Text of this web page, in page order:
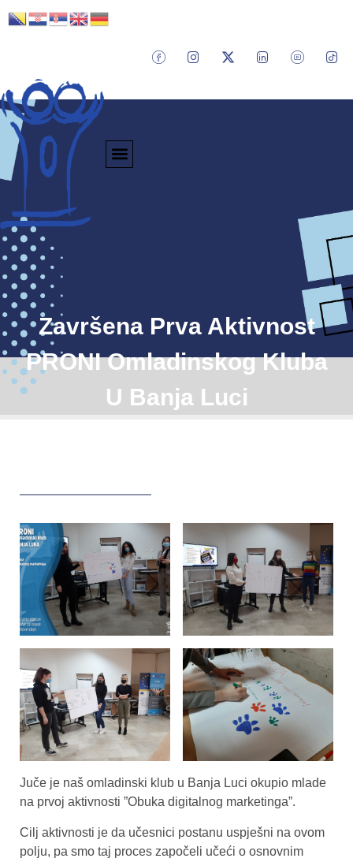
Završena Prva Aktivnost
PRONI Omladinskog Kluba
U Banja Luci
Juče je naš omladinski klub u Banja Luci okupio mlade
na prvoj aktivnosti ”Obuka digitalnog marketinga”.
Cilj aktivnosti je da učesnici postanu uspješni na ovom
polju, pa smo taj proces započeli učeći o osnovnim